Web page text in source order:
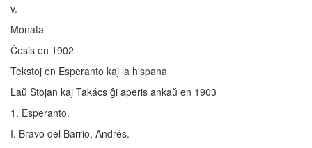
v.
Monata
Ĉesis en 1902
Tekstoj en Esperanto kaj la hispana
Laŭ Stojan kaj Takács ĝi aperis ankaŭ en 1903
1. Esperanto.
I. Bravo del Barrio, Andrés.